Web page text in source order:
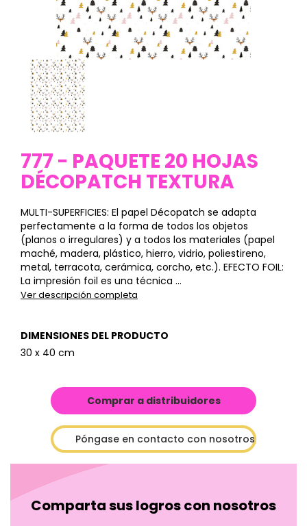
777 - PAQUETE 20 HOJAS
DÉCOPATCH TEXTURA
MULTI-SUPERFICIES: El papel Décopatch se adapta
perfectamente a la forma de todos los objetos
(planos o irregulares) y a todos los materiales (papel
maché, madera, plástico, hierro, vidrio, poliestireno,
metal, terracota, cerámica, corcho, etc.). EFECTO FOIL:
La impresión foil es una técnica ...
Ver descripción completa
DIMENSIONES DEL PRODUCTO
30 x 40 cm
Comprar a distribuidores
Póngase en contacto con nosotros
Comparta sus logros con nosotros